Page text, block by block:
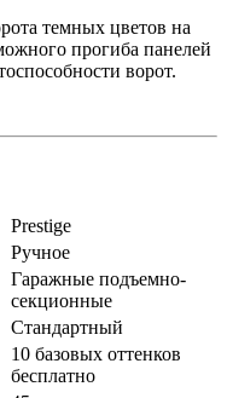
темных цветов на
прогиба панелей
ворот.
Prestige
Ручное
Гаражные подъемно-
секционные
Стандартный
10 базовых оттенков
бесплатно